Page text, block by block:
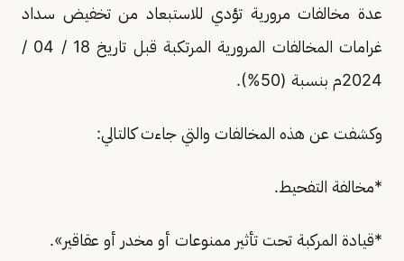
عدة مخالفات مرورية تؤدي للاستبعاد من تخفيض سداد
غرامات المخالفات المرورية المرتكبة قبل تاريخ 18 / 04 /
2024م بنسبة (50%).
وكشفت عن هذه المخالفات والتي جاءت كالتالي:
*مخالفة التفحيط.
*قيادة المركبة تحت تأثير ممنوعات أو مخدر أو عقاقير».